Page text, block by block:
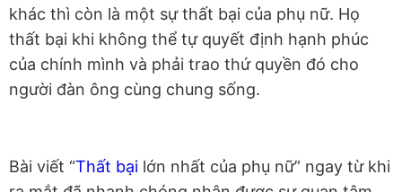
khác thì còn là một sự thất bại của phụ nữ. Họ
thất bại khi không thể tự quyết định hạnh phúc
của chính mình và phải trao thứ quyền đó cho
người đàn ông cùng chung sống.
Bài viết “Thất bại lớn nhất của phụ nữ” ngay từ khi